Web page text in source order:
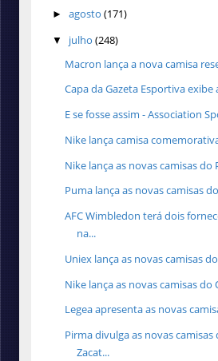
► agosto (171)
▼ julho (248)
Macron lança a nova camisa
Capa da Gazeta Esportiva exibe
E se fosse assim - Association
Nike lança camisa
Nike lança as novas camisas
Puma lança as novas camisas
AFC Wimbledon terá dois
na...
Uniex lança as novas camisas
Nike lança as novas camisas do
Legea apresenta as novas
Pirma divulga as novas
Zacat...